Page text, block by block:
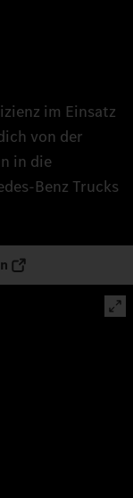
im Einsatz
von der
in die
Trucks